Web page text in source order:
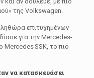
της Volkswagen.
επιτυχηµένων
για την Mercedes-
Mercedes SSK, το πιο
να κατασκευάσει